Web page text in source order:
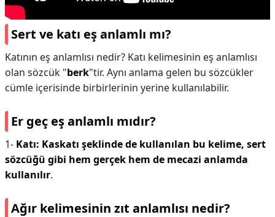
Sert ve katı eş anlamlı mı?
Katının eş anlamlısı nedir? Katı kelimesinin eş anlamlısı
olan sözcük "berk"tir. Aynı anlama gelen bu sözcükler
cümle içerisinde birbirlerinin yerine kullanılabilir.
Er geç eş anlamlı mıdır?
1- Katı: Kaskatı şeklinde de kullanılan bu kelime, sert
sözcüğü gibi hem gerçek hem de mecazi anlamda
kullanılır.
Ağır kelimesinin zıt anlamlısı nedir?